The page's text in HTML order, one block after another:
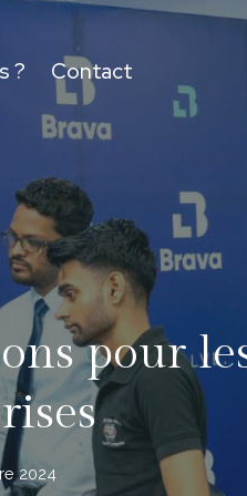
? Contact
pour
2024